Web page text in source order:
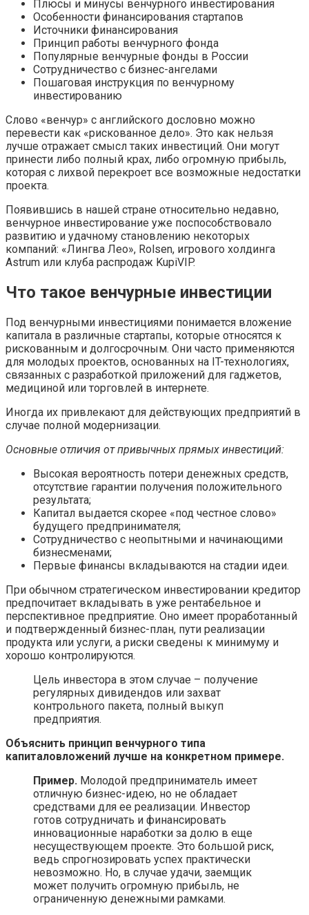
Плюсы и минусы венчурного инвестирования
Особенности финансирования стартапов
Источники финансирования
Принцип работы венчурного фонда
Популярные венчурные фонды в России
Сотрудничество с бизнес-ангелами
Пошаговая инструкция по венчурному
инвестированию
Слово «венчур» с английского дословно можно
перевести как «рискованное дело». Это как нельзя
лучше отражает смысл таких инвестиций. Они могут
принести либо полный крах, либо огромную прибыль,
которая с лихвой перекроет все возможные недостатки
проекта.
Появившись в нашей стране относительно недавно,
венчурное инвестирование уже поспособствовало
развитию и удачному становлению некоторых
компаний: «Лингва Лео», Rolsen, игрового холдинга
Astrum или клуба распродаж KupiVIP.
Что такое венчурные инвестиции
Под венчурными инвестициями понимается вложение
капитала в различные стартапы, которые относятся к
рискованным и долгосрочным. Они часто применяются
для молодых проектов, основанных на IT-технологиях,
связанных с разработкой приложений для гаджетов,
медициной или торговлей в интернете.
Иногда их привлекают для действующих предприятий в
случае полной модернизации.
Основные отличия от привычных прямых инвестиций:
Высокая вероятность потери денежных средств,
отсутствие гарантии получения положительного
результата;
Капитал выдается скорее «под честное слово»
будущего предпринимателя;
Сотрудничество с неопытными и начинающими
бизнесменами;
Первые финансы вкладываются на стадии идеи.
При обычном стратегическом инвестировании кредитор
предпочитает вкладывать в уже рентабельное и
перспективное предприятие. Оно имеет проработанный
и подтвержденный бизнес-план, пути реализации
продукта или услуги, а риски сведены к минимуму и
хорошо контролируются.
Цель инвестора в этом случае – получение
регулярных дивидендов или захват
контрольного пакета, полный выкуп
предприятия.
Объяснить принцип венчурного типа
капиталовложений лучше на конкретном примере.
Пример. Молодой предприниматель имеет
отличную бизнес-идею, но не обладает
средствами для ее реализации. Инвестор
готов сотрудничать и финансировать
инновационные наработки за долю в еще
несуществующем проекте. Это большой риск,
ведь спрогнозировать успех практически
невозможно. Но, в случае удачи, заемщик
может получить огромную прибыль, не
ограниченную денежными рамками.